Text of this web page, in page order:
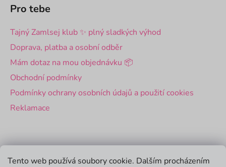
Tento web používá soubory cookie. Dalším procházením
Pro tebe
Tajný Zamlsej klub ✨ plný sladkých výhod
Doprava, platba a osobní odběr
Mám dotaz na mou objednávku 📦
Obchodní podmínky
Podmínky ochrany osobních údajů a použití cookies
Reklamace